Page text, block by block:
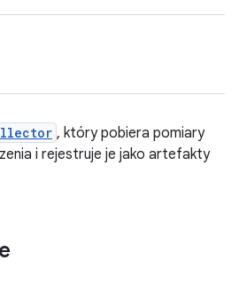
, który pobiera pomiary
i rejestruje je jako artefakty